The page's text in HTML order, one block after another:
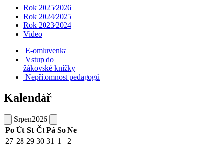
Rok 2025⁄2026
Rok 2024⁄2025
Rok 2023⁄2024
Video
E-omluvenka
Vstup do
žákovské knížky
Nepřítomnost pedagogů
Kalendář
Srpen2026
Po Út St Čt Pá So Ne
27 28 29 30 31 1
2